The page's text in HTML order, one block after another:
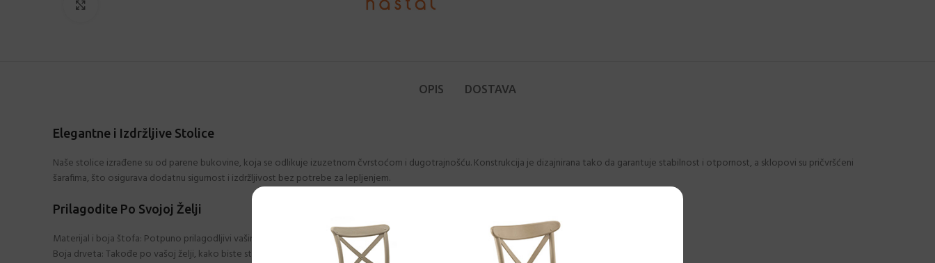
OPIS DOSTAVA
Elegantne i Izdržljive Stolice
Naše stolice izrađene su od parene bukovine, koja se odlikuje izuzetnom čvrstoćom i dugotrajnošću. Konstrukcija je dizajnirana tako da garantuje stabilnost i otpornost, a sklopovi su pričvršćeni
šarafima, što osigurava dodatnu sigurnost i izdržljivost bez potrebe za lepljenjem.
Prilagodite Po Svojoj Želji
Materijal i boja štofa: Potpuno prilagodljivi vašim željama. Izaberite materijal i boju koji će se savršeno uklopiti u vaš prostor.
Boja drveta: Takođe po vašoj želji, kako biste stvorili savršeni sklad sa ostatkom enterijera.